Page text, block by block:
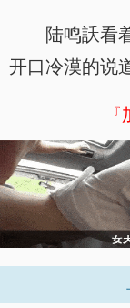
陆鸣訞看
开口冷漠的说